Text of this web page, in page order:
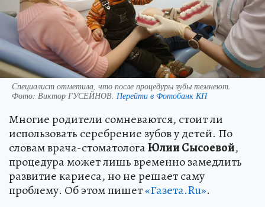
Специалист отметила, что после процедуры зубы темнеют.
Фото: Виктор ГУСЕЙНОВ. Перейти в Фотобанк КП
Многие родители сомневаются, стоит ли
использовать серебрение зубов у детей. По
словам врача-стоматологаЮлии Сысоевой,
процедура может лишь временно замедлить
развитие кариеса, но не решает саму
проблему. Об этом пишет«Газета.Ru».